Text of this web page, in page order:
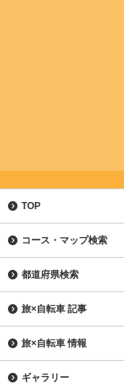
TOP
コース・マップ検索
都道府県検索
旅×自転車 記事
旅×自転車 情報
ギャラリー